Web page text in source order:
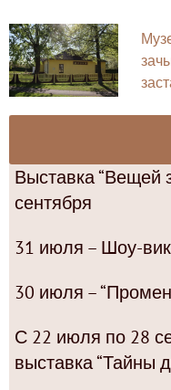
Выставка “Вещей
сентября
31 июля – Шоу-
30 июля –
С 22 июля по 28
выставка “Тайны